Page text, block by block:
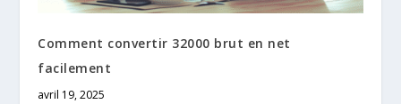
Comment convertir 32000 brut en net
facilement
avril 19, 2025